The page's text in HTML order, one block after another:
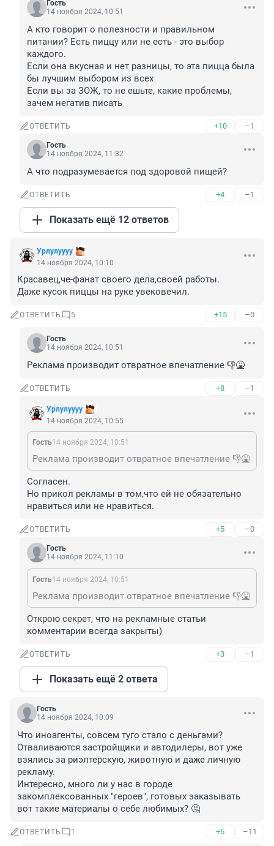
Гость
14 ноября 2024, 10:51
А кто говорит о полезности и правильном
питании? Есть пиццу или не есть - это выбор
каждого.
Если она вкусная и нет разницы, то эта пицца была
бы лучшим выбором из всех
Если вы за ЗОЖ, то не ешьте, какие проблемы,
зачем негатив писать
ОТВЕТИТЬ +10 –1
Гость
14 ноября 2024, 11:32
А что подразумевается под здоровой пищей?
ОТВЕТИТЬ +4 –1
Показать ещё 12 ответов
Урлулуууу
14 ноября 2024, 10:10
Красавец,че-фанат своего дела,своей работы.
Даже кусок пиццы на руке увековечил.
ОТВЕТИТЬ 5 +15 –0
Гость
14 ноября 2024, 10:51
Реклама производит отвратное впечатление 👎🤮
ОТВЕТИТЬ +8 –1
Урлулуууу
14 ноября 2024, 10:55
Гость14 ноября 2024, 10:51
Реклама производит отвратное впечатление 👎🤮
Согласен.
Но прикол рекламы в том,что ей не обязательно
нравиться или не нравиться.
ОТВЕТИТЬ +5 –0
Гость
14 ноября 2024, 11:10
Гость14 ноября 2024, 10:51
Реклама производит отвратное впечатление 👎🤮
Открою секрет, что на рекламные статьи
комментарии всегда закрыты)
ОТВЕТИТЬ +3 –1
Показать ещё 2 ответа
Гость
14 ноября 2024, 10:09
Что иноагенты, совсем туго стало с деньгами?
Отваливаются застройщики и автодилеры, вот уже
взялись за риэлтерскую, животную и даже личную
рекламу.
Интересно, много ли у нас в городе
закомплексованных "героев", готовых заказывать
вот такие материалы о себе любимых? 🤔
ОТВЕТИТЬ 1 +6 –11